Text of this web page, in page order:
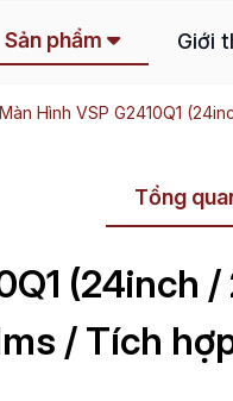
Sản phẩm Giới
Màn Hình VSP G2410Q1
Tổng
(24inch /
/ Tích